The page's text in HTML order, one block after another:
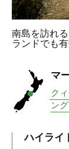
南島を訪れ
ランドでも
マ
ク
ン
ハイライ